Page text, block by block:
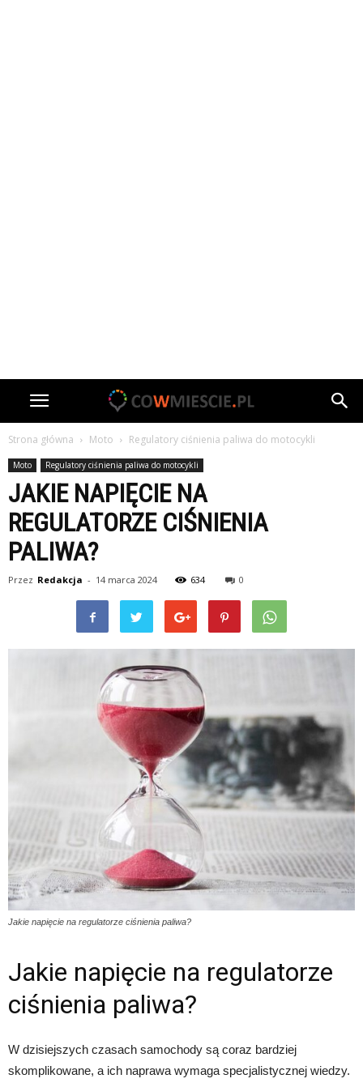
Strona główna Moto Regulatory ciśnienia paliwa do motocykli
Moto Regulatory ciśnienia paliwa do motocykli
JAKIE NAPIĘCIE NA
REGULATORZE CIŚNIENIA
PALIWA?
Przez Redakcja - 14 marca 2024 634 0
Jakie napięcie na regulatorze ciśnienia paliwa?
Jakie napięcie na regulatorze
ciśnienia paliwa?
W dzisiejszych czasach samochody są coraz bardziej
skomplikowane, a ich naprawa wymaga specjalistycznej wiedzy.